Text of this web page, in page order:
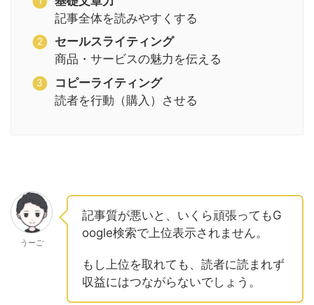
記事全体を読みやすくする
セールスライティング
商品・サービスの魅力を伝える
コピーライティング
読者を行動（購入）させる
うーご
記事質が悪いと、いくら頑張ってもG
oogle検索で上位表示されません。
もし上位を取れても、読者に読まれず
収益にはつながらないでしょう。